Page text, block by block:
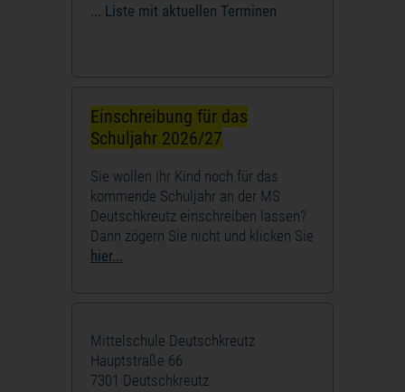
... Liste mit aktuellen Terminen
Einschreibung für das
Schuljahr 2026/27
Sie wollen Ihr Kind noch für das
kommende Schuljahr an der MS
Deutschkreutz einschreiben lassen?
Dann zögern Sie nicht und klicken Sie
hier...
Mittelschule Deutschkreutz
Hauptstraße 66
7301 Deutschkreutz